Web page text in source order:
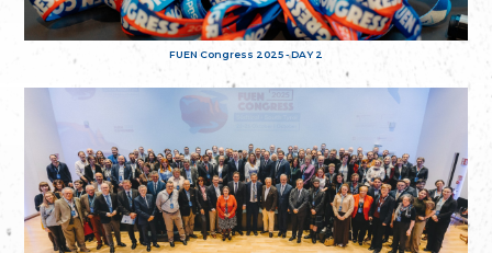
FUEN Congress 2025 - DAY 2